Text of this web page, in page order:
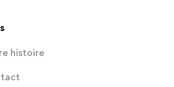
histoire